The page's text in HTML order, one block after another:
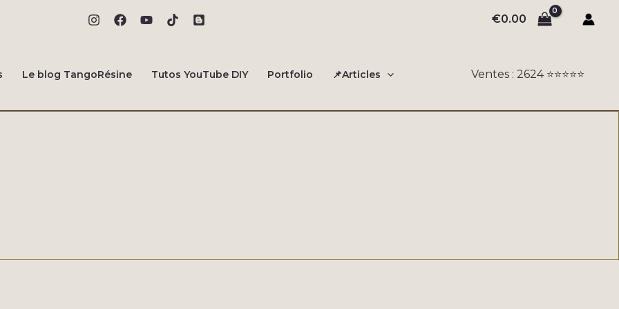
€0.00
Le blog TangoRésine Tutos YouTube DIY Portfolio 📌Articles Ventes : 2624 ⭐️⭐️⭐️⭐️⭐️